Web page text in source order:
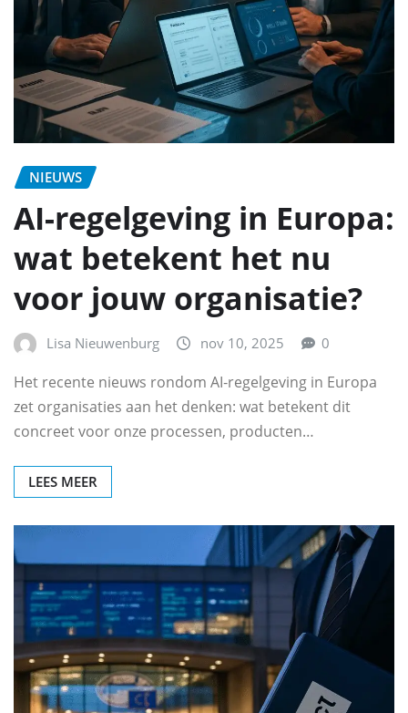
NIEUWS
AI-regelgeving in Europa:
wat betekent het nu
voor jouw organisatie?
Lisa Nieuwenburg nov 10, 2025 0
Het recente nieuws rondom AI‑regelgeving in Europa
zet organisaties aan het denken: wat betekent dit
concreet voor onze processen, producten…
LEES MEER